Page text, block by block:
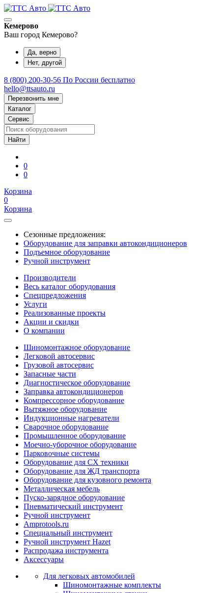
Кемерово
Ваш город Кемерово?
Да, верно
Нет, другой
8 (800) 200-30-56 По России бесплатно
hello@ttsauto.ru
Перезвонить мне
Каталог
Сервис
0
0
Корзина
0
Корзина
Сезонные предложения:
Оборудование для заправки автокондиционеров
Подъемное оборудование
Ручной инструмент
Производители
Весь каталог оборудования
Спецпредложения
Услуги
Реализованные проекты
Акции и скидки
О компании
Шиномонтажное оборудование
Легковой автосервис
Грузовой автосервис
Запасные части
Диагностическое оборудование
Заправка автокондиционеров
Компрессорное оборудование
Вытяжное оборудование
Индукционные нагреватели
Сварочное оборудование
Промышленное оборудование
Моечно-уборочное оборудование
Парковочные системы
Оборудование для СХ техники
Оборудование для ЖД транспорта
Оборудование для кузовного ремонта
Металлическая мебель
Пуско-зарядное оборудование
Пневматический инструмент
Ручной инструмент
Amprotools.ru
Специальный инструмент
Ручной инструмент Hazet
Распродажа инструмента
Аксессуары
Для легковых автомобилей
Шиномонтажные комплекты